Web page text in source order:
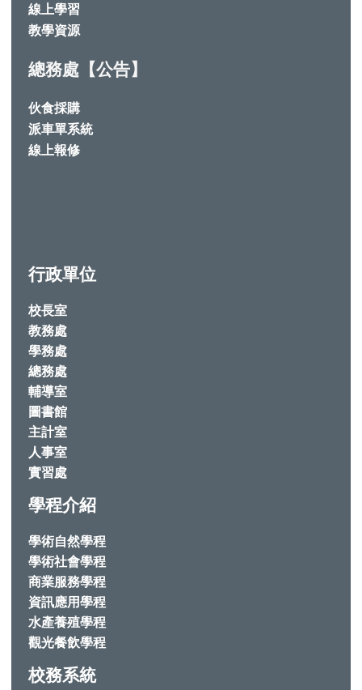
線上學習
教學資源
總務處【公告】
伙食採購
派車單系統
線上報修
行政單位
校長室
教務處
學務處
總務處
輔導室
圖書館
主計室
人事室
實習處
學程介紹
學術自然學程
學術社會學程
商業服務學程
資訊應用學程
水產養殖學程
觀光餐飲學程
校務系統